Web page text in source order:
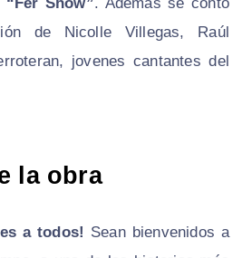
de Nicolle Villegas, Raúl
jovenes cantantes del
la obra
a todos! Sean bienvenidos a